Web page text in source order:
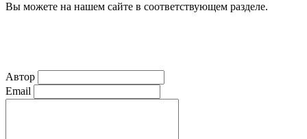
Вы можете на нашем сайте в соответствующем разделе.
Автор
Email